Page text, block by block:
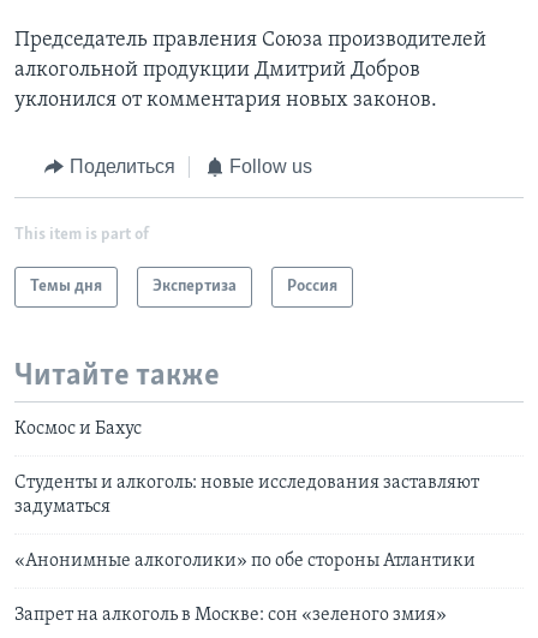
Председатель правления Союза производителей
алкогольной продукции Дмитрий Добров
уклонился от комментария новых законов.
Поделиться Follow us
This item is part of
Темы дня Экспертиза Россия
Читайте также
Космос и Бахус
Студенты и алкоголь: новые исследования заставляют
задуматься
«Анонимные алкоголики» по обе стороны Атлантики
Запрет на алкоголь в Москве: сон «зеленого змия»